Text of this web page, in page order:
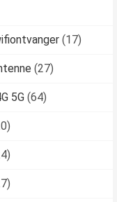
(17)
(27)
5G (64)